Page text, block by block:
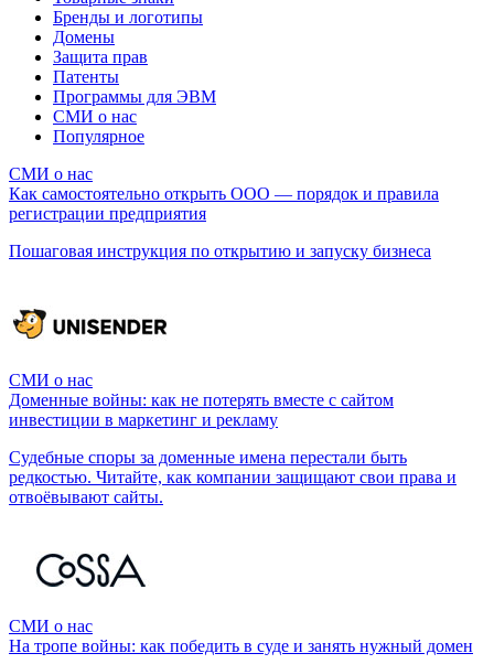
Бренды и логотипы
Домены
Защита прав
Патенты
Программы для ЭВМ
СМИ о нас
Популярное
СМИ о нас
Как самостоятельно открыть ООО — порядок и правила
регистрации предприятия
Пошаговая инструкция по открытию и запуску бизнеса
СМИ о нас
Доменные войны: как не потерять вместе с сайтом
инвестиции в маркетинг и рекламу
Судебные споры за доменные имена перестали быть
редкостью. Читайте, как компании защищают свои права и
отвоёвывают сайты.
СМИ о нас
На тропе войны: как победить в суде и занять нужный домен